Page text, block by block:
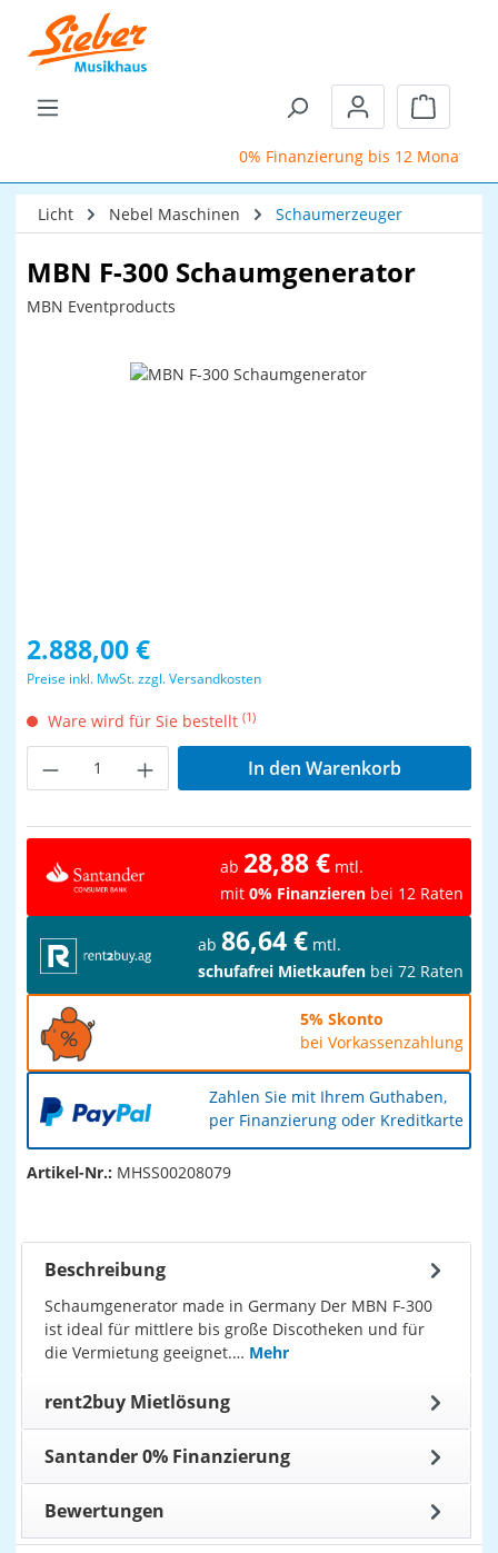
Zum Hauptinhalt springen
0% Finanzierung bis 12 Monate
Licht Nebel Maschinen Schaumerzeuger
MBN F-300 Schaumgenerator
MBN Eventproducts
Bildergalerie überspringen
Regulärer Preis:
2.888,00 €
Preise inkl. MwSt. zzgl. Versandkosten
Ware wird für Sie bestellt (1)
Produkt Anzahl: Gib den gewünschten
In den Warenkorb
ab 28,88 € mtl.
mit 0% Finanzieren bei 12 Raten
ab 86,64 € mtl.
schufafrei Mietkaufen bei 72 Raten
5% Skonto
bei Vorkassenzahlung
Zahlen Sie mit Ihrem Guthaben,
per Finanzierung oder Kreditkarte
Artikel-Nr.: MHSS00208079
Beschreibung
Schaumgenerator made in Germany Der MBN F-300
ist ideal für mittlere bis große Discotheken und für
die Vermietung geeignet.… Mehr
rent2buy Mietlösung
Santander 0% Finanzierung
Bewertungen